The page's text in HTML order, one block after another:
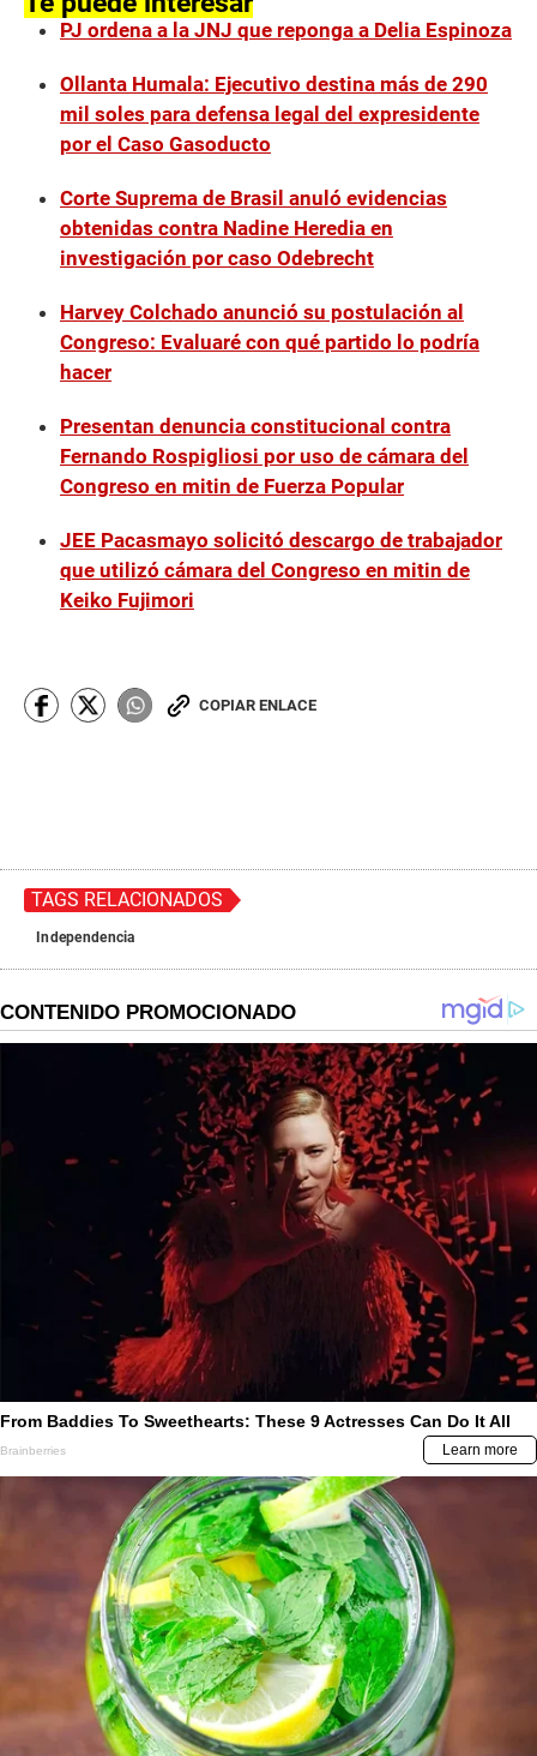
PJ ordena a la JNJ que reponga a Delia Espinoza
Ollanta Humala: Ejecutivo destina más de 290
mil soles para defensa legal del expresidente
por el Caso Gasoducto
Corte Suprema de Brasil anuló evidencias
obtenidas contra Nadine Heredia en
investigación por caso Odebrecht
Harvey Colchado anunció su postulación al
Congreso: Evaluaré con qué partido lo podría
hacer
Presentan denuncia constitucional contra
Fernando Rospigliosi por uso de cámara del
Congreso en mitin de Fuerza Popular
JEE Pacasmayo solicitó descargo de trabajador
que utilizó cámara del Congreso en mitin de
Keiko Fujimori
COPIAR ENLACE
TAGS RELACIONADOS
Independencia